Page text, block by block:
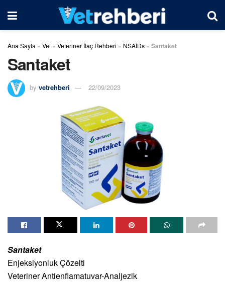
Ana Sayfa » Vet » Veteriner İlaç Rehberi » NSAİDs » Santaket
Santaket
by vetrehberi 22/09/2023
Santaket
Enjeksiyonluk Çözelti
Veteriner Antienflamatuvar-Analjezik